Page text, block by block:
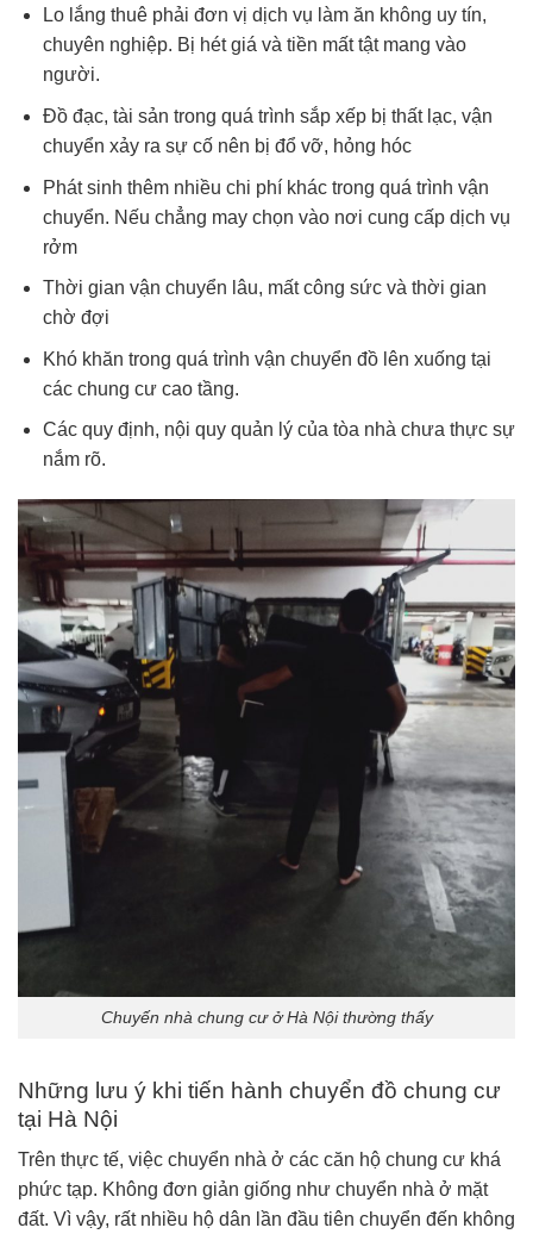
Lo lắng thuê phải đơn vị dịch vụ làm ăn không uy tín,
chuyên nghiệp. Bị hét giá và tiền mất tật mang vào
người.
Đồ đạc, tài sản trong quá trình sắp xếp bị thất lạc, vận
chuyển xảy ra sự cố nên bị đổ vỡ, hỏng hóc
Phát sinh thêm nhiều chi phí khác trong quá trình vận
chuyển. Nếu chẳng may chọn vào nơi cung cấp dịch vụ
rởm
Thời gian vận chuyển lâu, mất công sức và thời gian
chờ đợi
Khó khăn trong quá trình vận chuyển đồ lên xuống tại
các chung cư cao tầng.
Các quy định, nội quy quản lý của tòa nhà chưa thực sự
nắm rõ.
Chuyến nhà chung cư ở Hà Nội thường thấy
Những lưu ý khi tiến hành chuyển đồ chung cư
tại Hà Nội
Trên thực tế, việc chuyển nhà ở các căn hộ chung cư khá
phức tạp. Không đơn giản giống như chuyển nhà ở mặt
đất. Vì vậy, rất nhiều hộ dân lần đầu tiên chuyển đến không